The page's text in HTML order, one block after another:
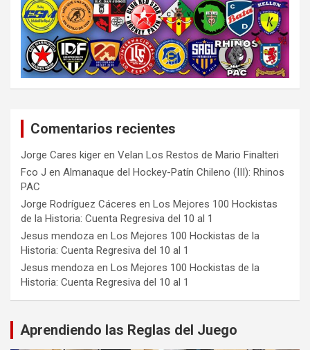
Comentarios recientes
Jorge Cares kiger en Velan Los Restos de Mario Finalteri
Fco J en Almanaque del Hockey-Patín Chileno (III): Rhinos
PAC
Jorge Rodríguez Cáceres en Los Mejores 100 Hockistas
de la Historia: Cuenta Regresiva del 10 al 1
Jesus mendoza en Los Mejores 100 Hockistas de la
Historia: Cuenta Regresiva del 10 al 1
Jesus mendoza en Los Mejores 100 Hockistas de la
Historia: Cuenta Regresiva del 10 al 1
Aprendiendo las Reglas del Juego